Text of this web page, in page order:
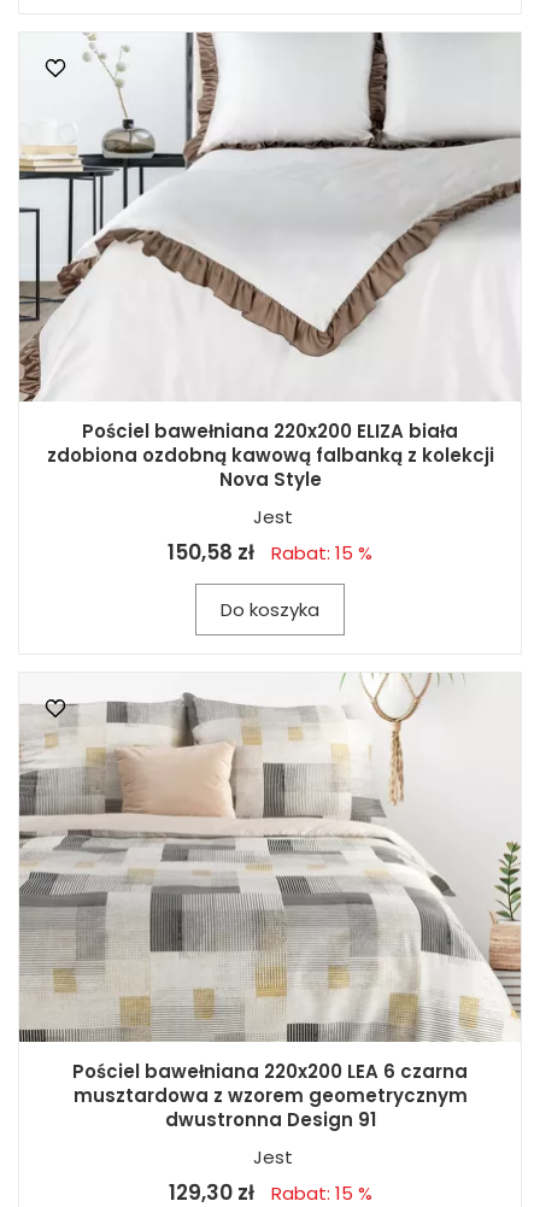
Pościel bawełniana 220x200 ELIZA biała
zdobiona ozdobną kawową falbanką z kolekcji
Nova Style
Jest
150,58 zł Rabat: 15 %
Do koszyka
Pościel bawełniana 220x200 LEA 6 czarna
musztardowa z wzorem geometrycznym
dwustronna Design 91
Jest
129,30 zł Rabat: 15 %